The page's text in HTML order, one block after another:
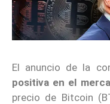
El anuncio de la
positiva en el
precio de Bitcoin